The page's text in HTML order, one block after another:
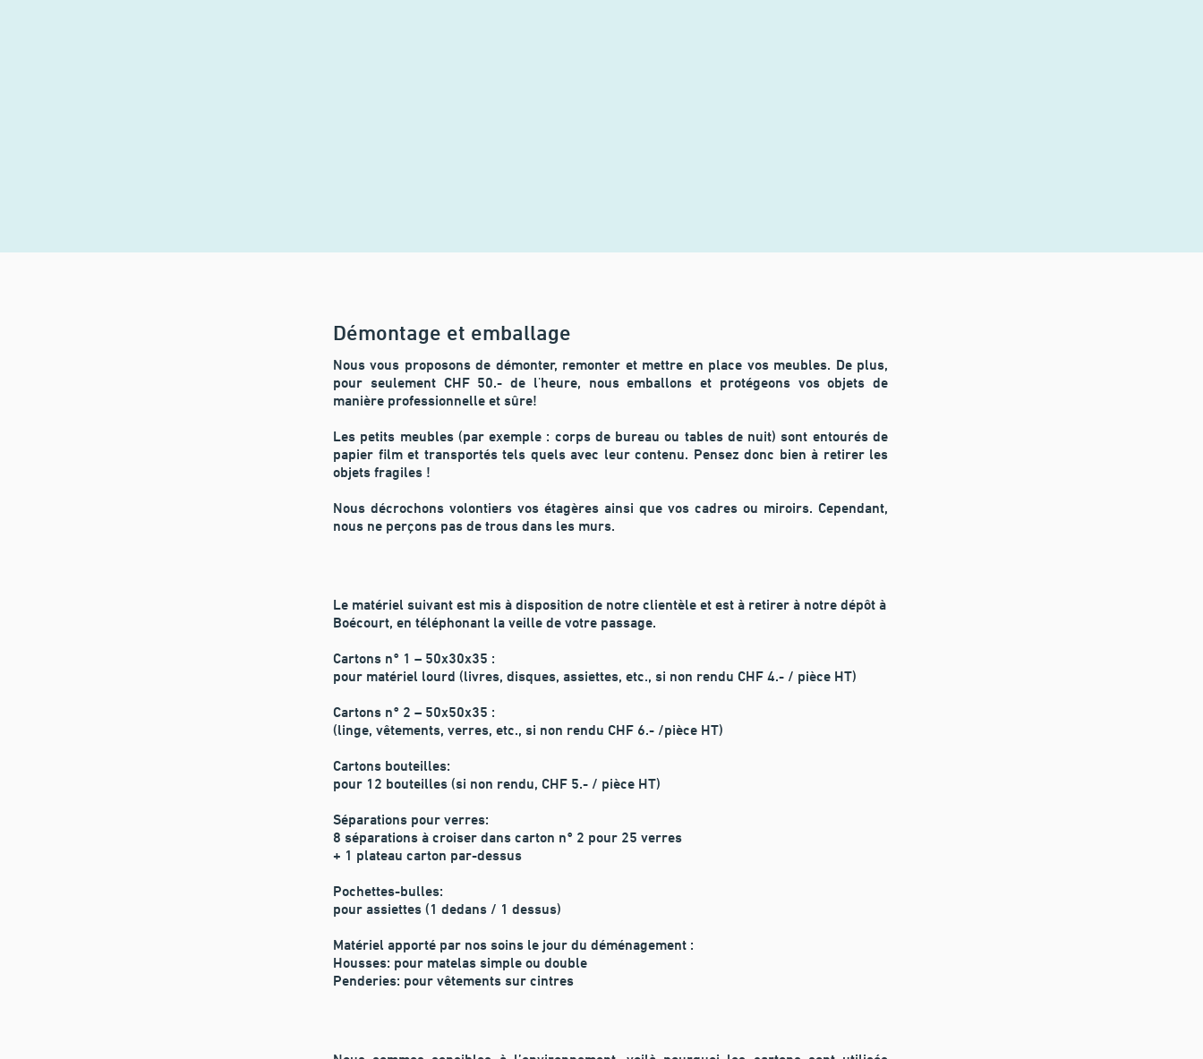
Démontage et emballage
Nous vous proposons de démonter, remonter et mettre en place vos meubles. De plus,
pour seulement CHF 50.- de l'heure, nous emballons et protégeons vos objets de
manière professionnelle et sûre!
Les petits meubles (par exemple : corps de bureau ou tables de nuit) sont entourés de
papier film et transportés tels quels avec leur contenu. Pensez donc bien à retirer les
objets fragiles !
Nous décrochons volontiers vos étagères ainsi que vos cadres ou miroirs. Cependant,
nous ne perçons pas de trous dans les murs.
Le matériel suivant est mis à disposition de notre clientèle et est à retirer à notre dépôt à
Boécourt, en téléphonant la veille de votre passage.
Cartons n° 1 – 50x30x35 :
pour matériel lourd (livres, disques, assiettes, etc., si non rendu CHF 4.- / pièce HT)
Cartons n° 2 – 50x50x35 :
(linge, vêtements, verres, etc., si non rendu CHF 6.- /pièce HT)
Cartons bouteilles:
pour 12 bouteilles (si non rendu, CHF 5.- / pièce HT)
Séparations pour verres:
8 séparations à croiser dans carton n° 2 pour 25 verres
+ 1 plateau carton par-dessus
Pochettes-bulles:
pour assiettes (1 dedans / 1 dessus)
Matériel apporté par nos soins le jour du déménagement :
Housses: pour matelas simple ou double
Penderies: pour vêtements sur cintres